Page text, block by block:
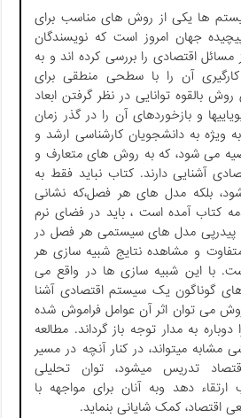
ها یکی از روش های مناسب برای
جهان امروز است که نویسندگان
مسائل اقتصادی را بررسی کرده اند و به
آن را با سطحی منطقی برای
بالقوه توانایی در نظر گرفتن ابعاد
و بازخوردهای آن را در گذر زمان
ویژه به دانشجویان کارشناسی ارشد و
می شود، که به روش های متعارف و
آشنایی دارند. کتاب نباید فقط به
بلکه مدل های هر فصل،که نشانی
کتاب آمده است ، باید در فضای نرم
پی­درپی مدل های سیستمی هر فصل در
و مشاهده نتایج شبیه سازی هر
با این شبیه سازی ها در واقع می
گوناگون یک سیستم اقتصادی آشنا
می توان اثر آن عوامل فراموش شده
به مدار توجه باز گرداند. مطالعه
مشابه می­تواند، در کنار آنچه در مسیر
تدریس می­شود، توان تحلیلی
ارتقاء دهد وبه آنان برای مواجهه با
اقتصاد، کمک شایانی بنماید.